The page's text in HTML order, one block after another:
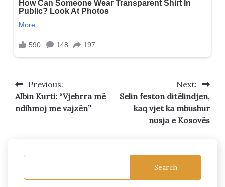
Post
navigation
Previous:
Albin Kurti: “Vjehrra më
ndihmoj me vajzën”
Next:
Selin feston ditëlindjen,
kaq vjet ka mbushur
nusja e Kosovës
Search